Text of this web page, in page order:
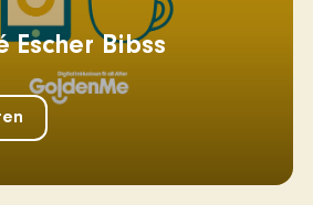
Escher Bibss